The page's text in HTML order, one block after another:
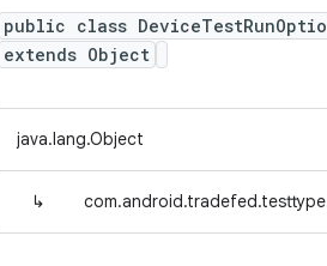
public class
extends Object
java.lang.Object
↳